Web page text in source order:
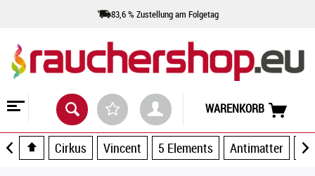
83,6 % Zustellung am Folgetag
WARENKORB
Cirkus Vincent 5 Elements Antimatter